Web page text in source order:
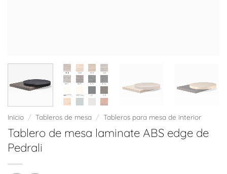
Inicio / Tableros de mesa / Tableros para mesa de interior
Tablero de mesa laminate ABS edge de
Pedrali